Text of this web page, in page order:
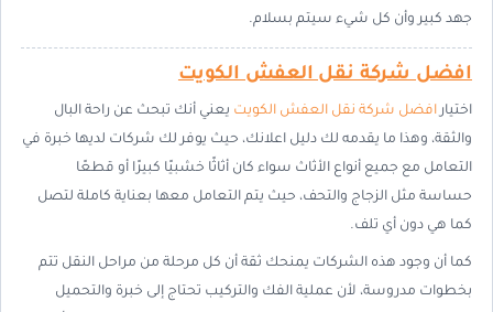
جهد كبير وأن كل شيء سيتم بسلام.
افضل شركة نقل العفش الكويت
اختيارافضل شركة نقل العفش الكويت يعني أنك تبحث عن راحة البال
والثقة، وهذا ما يقدمه لك دليل اعلانك، حيث يوفر لك شركات لديها خبرة في
التعامل مع جميع أنواع الأثاث سواء كان أثاثًا خشبيًا كبيرًا أو قطعًا
حساسة مثل الزجاج والتحف، حيث يتم التعامل معها بعناية كاملة لتصل
كما هي دون أي تلف.
كما أن وجود هذه الشركات يمنحك ثقة أن كل مرحلة من مراحل النقل تتم
بخطوات مدروسة، لأن عملية الفك والتركيب تحتاج إلى خبرة والتحميل